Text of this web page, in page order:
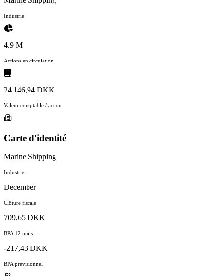
Industrie
4.9 M
Actions en circulation
24 146,94 DKK
Valeur comptable / action
Carte d'identité
Marine Shipping
Industrie
December
Clôture fiscale
709,65 DKK
BPA 12 mois
-217,43 DKK
BPA prévisionnel